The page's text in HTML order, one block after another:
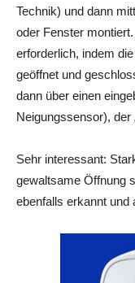
Technik) und dann
oder Fenster
erforderlich, indem
geöffnet und
dann über einen
Neigungssensor), der
Sehr interessant:
gewaltsame Öffnung
ebenfalls erkannt und